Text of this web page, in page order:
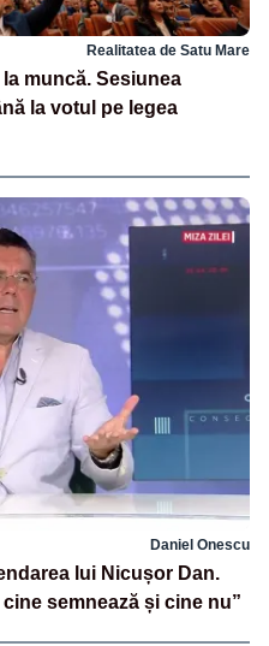
Realitatea de Satu Mare
muncă. Sesiunea
la votul pe legea
Daniel Onescu
lui Nicușor Dan.
semnează și cine nu”